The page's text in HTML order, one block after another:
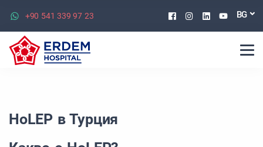
+90 541 339 97 23 Facebook
Instagram
Linkedin
BG
HoLEP в Турция